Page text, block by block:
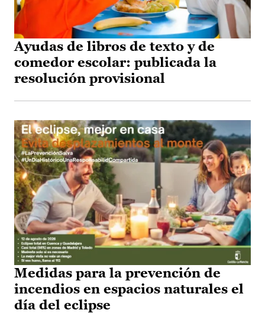
Ayudas de libros de texto y de
comedor escolar: publicada la
resolución provisional
Medidas para la prevención de
incendios en espacios naturales el
día del eclipse